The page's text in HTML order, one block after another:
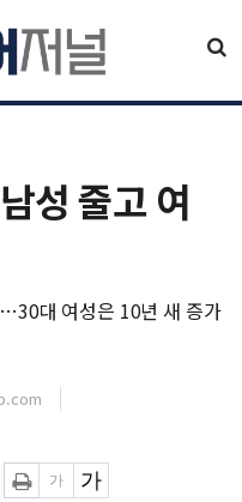
성 줄고 여
대 여성은 10년 새 증가